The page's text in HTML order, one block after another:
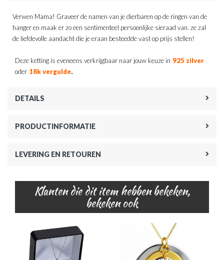
Verwen Mama! Graveer de namen van je dierbaren op de ringen van de
hanger en maak er zo een sentimenteel persoonlijke sieraad van. ze zal
de liefdevolle aandacht die je eraan besteedde vast op prijs stellen!
Deze ketting is eveneens verkrijgbaar naar jouw keuze in 925 zilver
oder 18k vergulde.
DETAILS
PRODUCTINFORMATIE
LEVERING EN RETOUREN
Klanten die dit item hebben bekeken,
bekeken ook